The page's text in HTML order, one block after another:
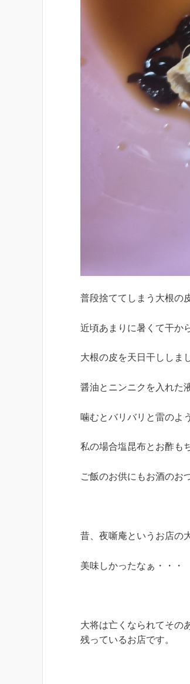
普段捨ててしまう大根の
近頃あまりに暑くて干か
大根の皮を天日干ししま
醤油とニンニクを入れた
噛むとバリバリと雷のよ
私の場合塩昆布とお酢も
ご飯のお供にもお酒のお
昔、夜噺庵というお店の
美味しかったなぁ・・・
大将は亡くなられてその
残っているお店です。